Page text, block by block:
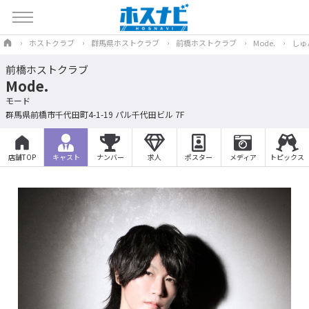
ホストクラブ 群馬県ホストクラブ 前橋ホストクラブ Mode. し
前橋ホストクラブ
Mode.
モード
群馬県前橋市千代田町4-1-19 パル千代田ビル 7F
店舗TOP キャスト ナンバー 求人 ポスター メディア トピックス